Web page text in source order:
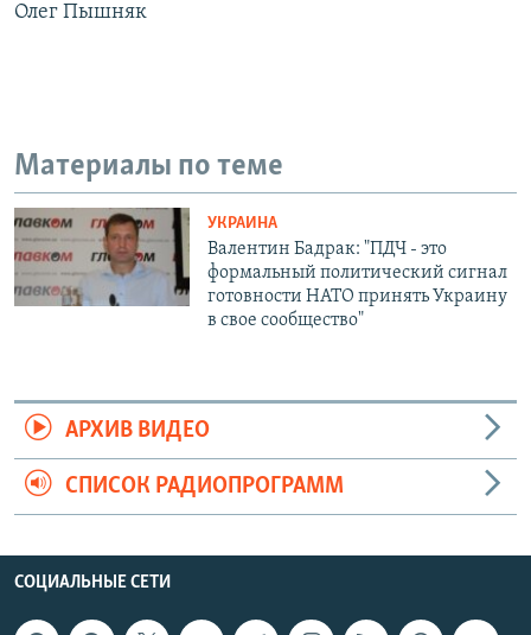
Олег Пышняк
Материалы по теме
УКРАИНА
Валентин Бадрак: "ПДЧ - это
формальный политический сигнал
готовности НАТО принять Украину
в свое сообщество"
АРХИВ ВИДЕО
СПИСОК РАДИОПРОГРАММ
СОЦИАЛЬНЫЕ СЕТИ